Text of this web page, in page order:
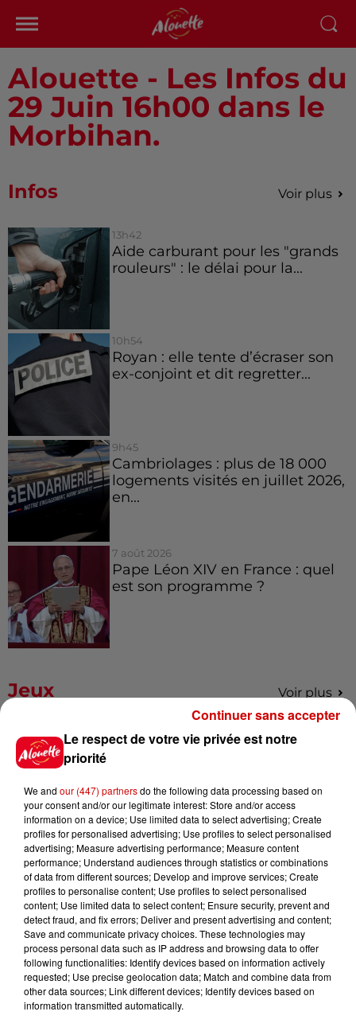
Alouette - Les Infos du
29 Juin 16h00 dans le
Morbihan.
Infos Voir plus
13h42
Aide carburant pour les "grands
rouleurs" : le délai pour la...
10h54
Royan : elle tente d’écraser son
ex-conjoint et dit regretter...
9h45
Cambriolages : plus de 18 000
logements visités en juillet 2026,
en...
7 août 2026
Pape Léon XIV en France : quel
est son programme ?
Jeux Voir plus
Gagnez vos places pour le
festival Marché Gourmand 2026
Le Duel - Gagnez vos entrées
pour l'un des zoos de nos
régions !
Destination Vacances - Gagnez
votre séjour en famille au cœur
de la...
Le respect de votre vie privée est notre
priorité
We and our (447) partnersdo the following data processing based on
your consent and/or our legitimate interest: Store and/or access
information on a device; Use limited data to select advertising; Create
profiles for personalised advertising; Use profiles to select personalised
advertising; Measure advertising performance; Measure content
performance; Understand audiences through statistics or combinations
of data from different sources; Develop and improve services; Create
profiles to personalise content; Use profiles to select personalised
content; Use limited data to select content; Ensure security, prevent and
detect fraud, and fix errors; Deliver and present advertising and content;
Save and communicate privacy choices. These technologies may
process personal data such as IP address and browsing data to offer
following functionalities: Identify devices based on information actively
requested; Use precise geolocation data; Match and combine data from
other data sources; Link different devices; Identify devices based on
information transmitted automatically.
Continuer sans accepter